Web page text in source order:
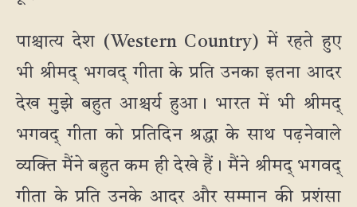
पाश्चात्य देश (Western Country) में रहते हुए
भी श्रीमद् भगवद् गीता के प्रति उनका इतना आदर
देख मुझे बहुत आश्चर्य हुआ। भारत में भी श्रीमद्
भगवद् गीता को प्रतिदिन श्रद्धा के साथ पढ़नेवाले
व्यक्ति मैंने बहुत कम ही देखे हैं। मैंने श्रीमद् भगवद्
गीता के प्रति उनके आदर और सम्मान की प्रशंसा